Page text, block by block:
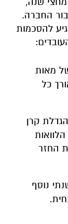
מאות
כל
קרן
החזר
נוסף